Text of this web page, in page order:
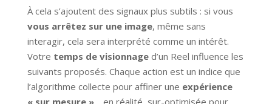
À cela s’ajoutent des signaux plus subtils : si vous
vous arrêtez sur une image, même sans
interagir, cela sera interprété comme un intérêt.
Votre temps de visionnaged’un Reel influence les
suivants proposés. Chaque action est un indice que
l’algorithme collecte pour affiner une expérience
« sur mesure »… en réalité, sur-optimisée pour